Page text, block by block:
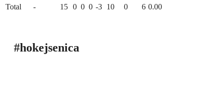
Total
- 15 0 0 0 -3 10 0 6 0.00
#hokejsenica